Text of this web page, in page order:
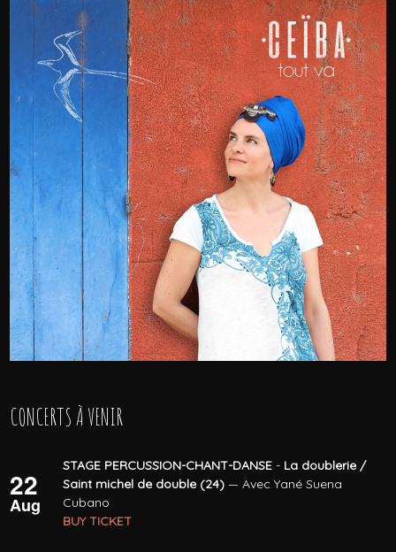
CONCERTS À VENIR
22
Aug
STAGE PERCUSSION-CHANT-DANSE - La doublerie /
Saint michel de double (24) — Avec Yané Suena
Cubano
BUY TICKET